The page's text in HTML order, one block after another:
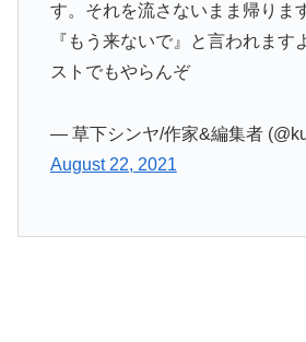
す。それを流さないまま帰りま
『もう来ないで』と言われます
ストでもやらんぞ
— 草下シンヤ/作家&編集者
August 22, 2021